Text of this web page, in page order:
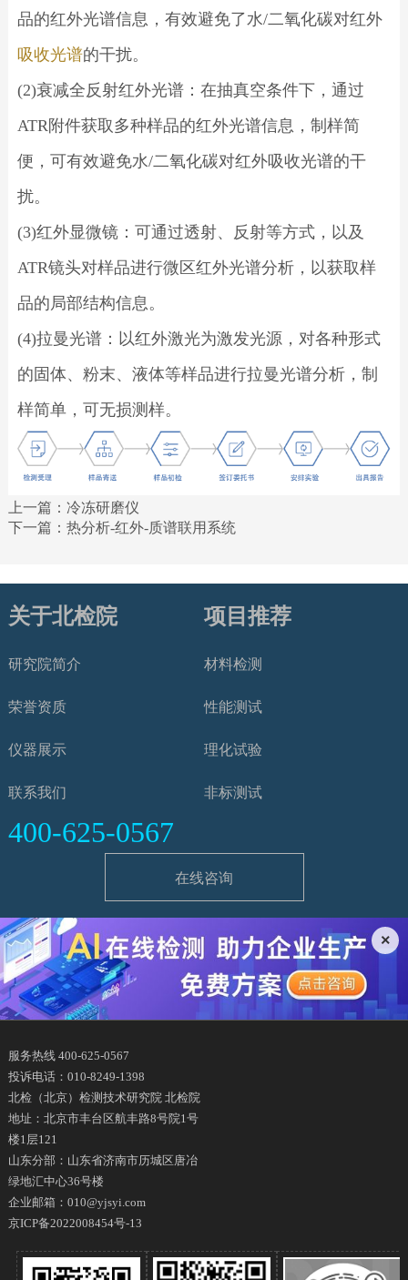
品的红外光谱信息，有效避免了水/二氧化碳对红外
吸收光谱的干扰。
(2)衰减全反射红外光谱：在抽真空条件下，通过
ATR附件获取多种样品的红外光谱信息，制样简
便，可有效避免水/二氧化碳对红外吸收光谱的干
扰。
(3)红外显微镜：可通过透射、反射等方式，以及
ATR镜头对样品进行微区红外光谱分析，以获取样
品的局部结构信息。
(4)拉曼光谱：以红外激光为激发光源，对各种形式
的固体、粉末、液体等样品进行拉曼光谱分析，制
样简单，可无损测样。
上一篇： 冷冻研磨仪
下一篇： 热分析-红外-质谱联用系统
关于北检院
研究院简介
荣誉资质
仪器展示
联系我们
项目推荐
材料检测
性能测试
理化试验
非标测试
400-625-0567
在线咨询
×
服务热线 400-625-0567
投诉电话：010-8249-1398
北检（北京）检测技术研究院 北检院
地址：北京市丰台区航丰路8号院1号
楼1层121
山东分部：山东省济南市历城区唐冶
绿地汇中心36号楼
企业邮箱：010@yjsyi.com
京ICP备2022008454号-13